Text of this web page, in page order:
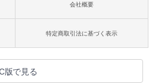
会社概要
特定商取引法に基づく表示
版で見る